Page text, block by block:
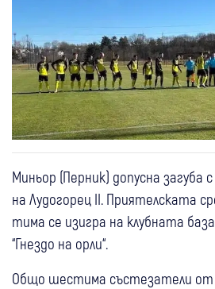
Миньор (Перник) допусна загуба
на Лудогорец II. Приятелската
тима се изигра на клубната
“Гнездо на орли“.
Общо шестима състезатели от